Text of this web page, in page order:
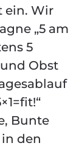
ein. Wir
„5 am
5
Obst
Bunte
den